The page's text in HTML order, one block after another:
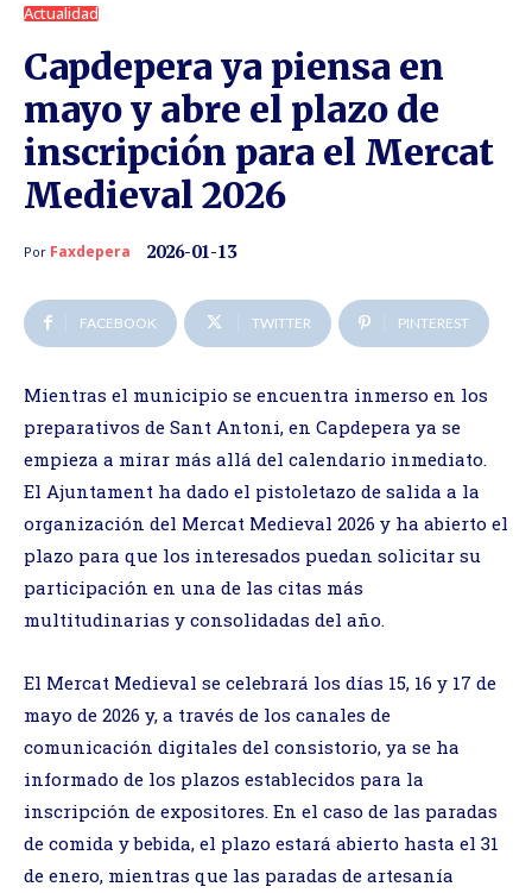
Actualidad
Capdepera ya piensa en
mayo y abre el plazo de
inscripción para el Mercat
Medieval 2026
Por Faxdepera 2026-01-13
FACEBOOK TWITTER PINTEREST
Mientras el municipio se encuentra inmerso en los
preparativos de Sant Antoni, en Capdepera ya se
empieza a mirar más allá del calendario inmediato.
El Ajuntament ha dado el pistoletazo de salida a la
organización del Mercat Medieval 2026 y ha abierto el
plazo para que los interesados puedan solicitar su
participación en una de las citas más
multitudinarias y consolidadas del año.
El Mercat Medieval se celebrará los días 15, 16 y 17 de
mayo de 2026 y, a través de los canales de
comunicación digitales del consistorio, ya se ha
informado de los plazos establecidos para la
inscripción de expositores. En el caso de las paradas
de comida y bebida, el plazo estará abierto hasta el 31
de enero, mientras que las paradas de artesanía